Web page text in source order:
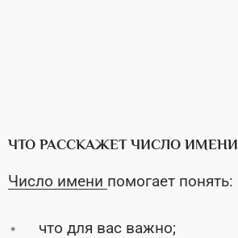
ЧТО РАССКАЖЕТ ЧИСЛО ИМЕНИ
Число имени помогает понять:
что для вас важно;